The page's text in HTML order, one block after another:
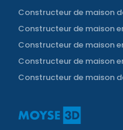
Constructeur de maison
Constructeur de maison
Constructeur de maison
Constructeur de maison
Constructeur de maison